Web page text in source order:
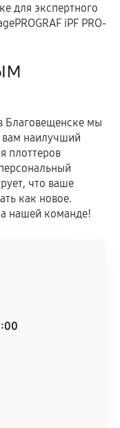
для экспертного
iPF PRO-
Благовещенске мы
вам наилучший
плоттеров
что ваше
как новое.
нашей команде!